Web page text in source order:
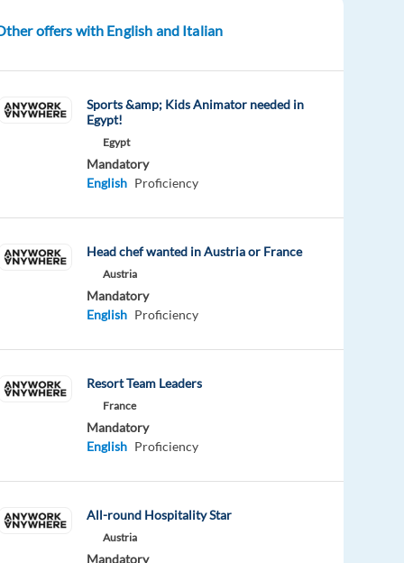
offers with English and Italian
Sports &amp; Kids Animator needed in
Egypt!
Egypt
Mandatory
English Proficiency
Head chef wanted in Austria or France
Austria
Mandatory
English Proficiency
Resort Team Leaders
France
Mandatory
English Proficiency
All-round Hospitality Star
Austria
Mandatory